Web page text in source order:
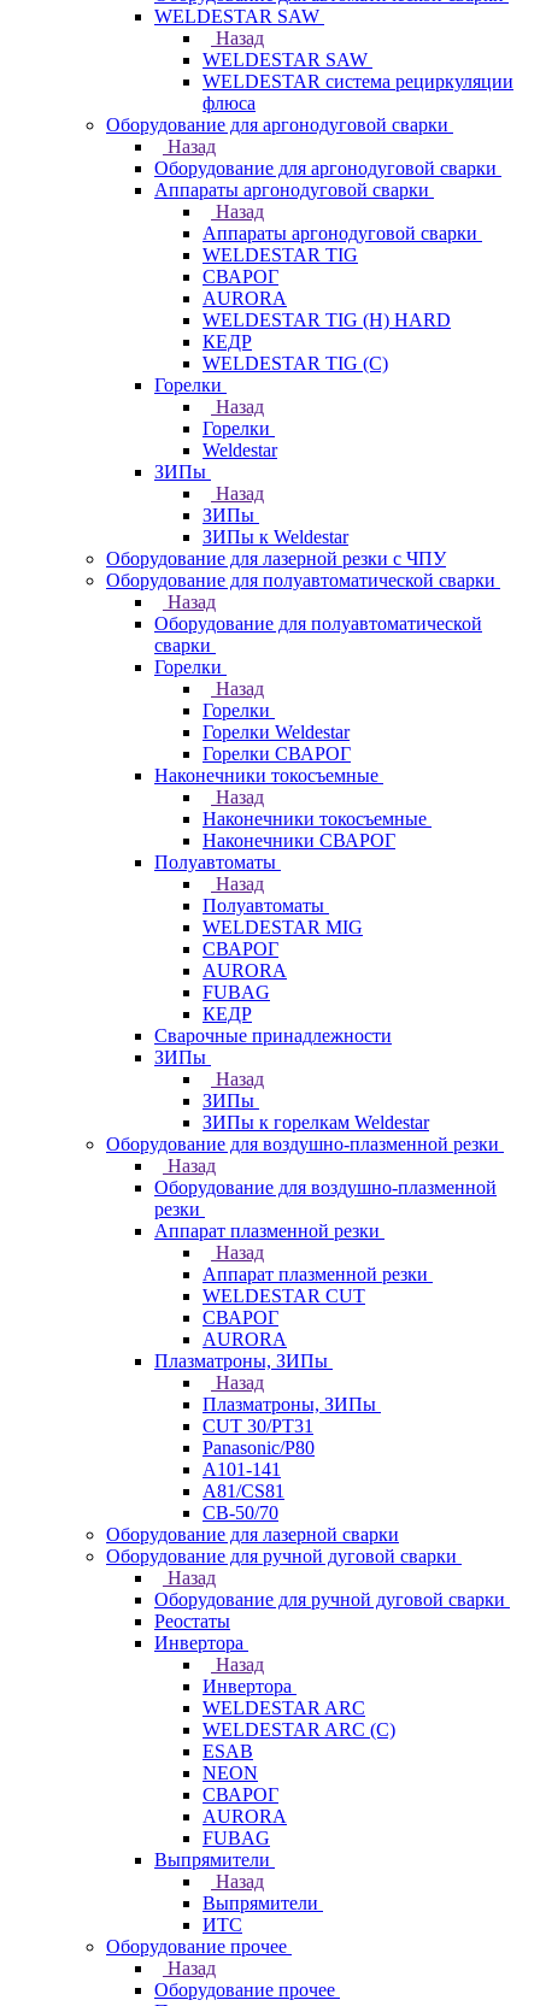
WELDESTAR SAW
Назад
WELDESTAR SAW
WELDESTAR система рециркуляции
флюса
Оборудование для аргонодуговой сварки
Назад
Оборудование для аргонодуговой сварки
Аппараты аргонодуговой сварки
Назад
Аппараты аргонодуговой сварки
WELDESTAR TIG
СВАРОГ
AURORA
WELDESTAR TIG (H) HARD
КЕДР
WELDESTAR TIG (С)
Горелки
Назад
Горелки
Weldestar
ЗИПы
Назад
ЗИПы
ЗИПы к Weldestar
Оборудование для лазерной резки с ЧПУ
Оборудование для полуавтоматической сварки
Назад
Оборудование для полуавтоматической
сварки
Горелки
Назад
Горелки
Горелки Weldestar
Горелки СВАРОГ
Наконечники токосъемные
Назад
Наконечники токосъемные
Наконечники СВАРОГ
Полуавтоматы
Назад
Полуавтоматы
WELDESTAR MIG
СВАРОГ
AURORA
FUBAG
КЕДР
Сварочные принадлежности
ЗИПы
Назад
ЗИПы
ЗИПы к горелкам Weldestar
Оборудование для воздушно-плазменной резки
Назад
Оборудование для воздушно-плазменной
резки
Аппарат плазменной резки
Назад
Аппарат плазменной резки
WELDESTAR CUT
СВАРОГ
AURORA
Плазматроны, ЗИПы
Назад
Плазматроны, ЗИПы
CUT 30/PT31
Panasonic/P80
А101-141
А81/CS81
СВ-50/70
Оборудование для лазерной сварки
Оборудование для ручной дуговой сварки
Назад
Оборудование для ручной дуговой сварки
Реостаты
Инвертора
Назад
Инвертора
WELDESTAR ARC
WELDESTAR ARC (С)
ESAB
NEON
СВАРОГ
AURORA
FUBAG
Выпрямители
Назад
Выпрямители
ИТС
Оборудование прочее
Назад
Оборудование прочее